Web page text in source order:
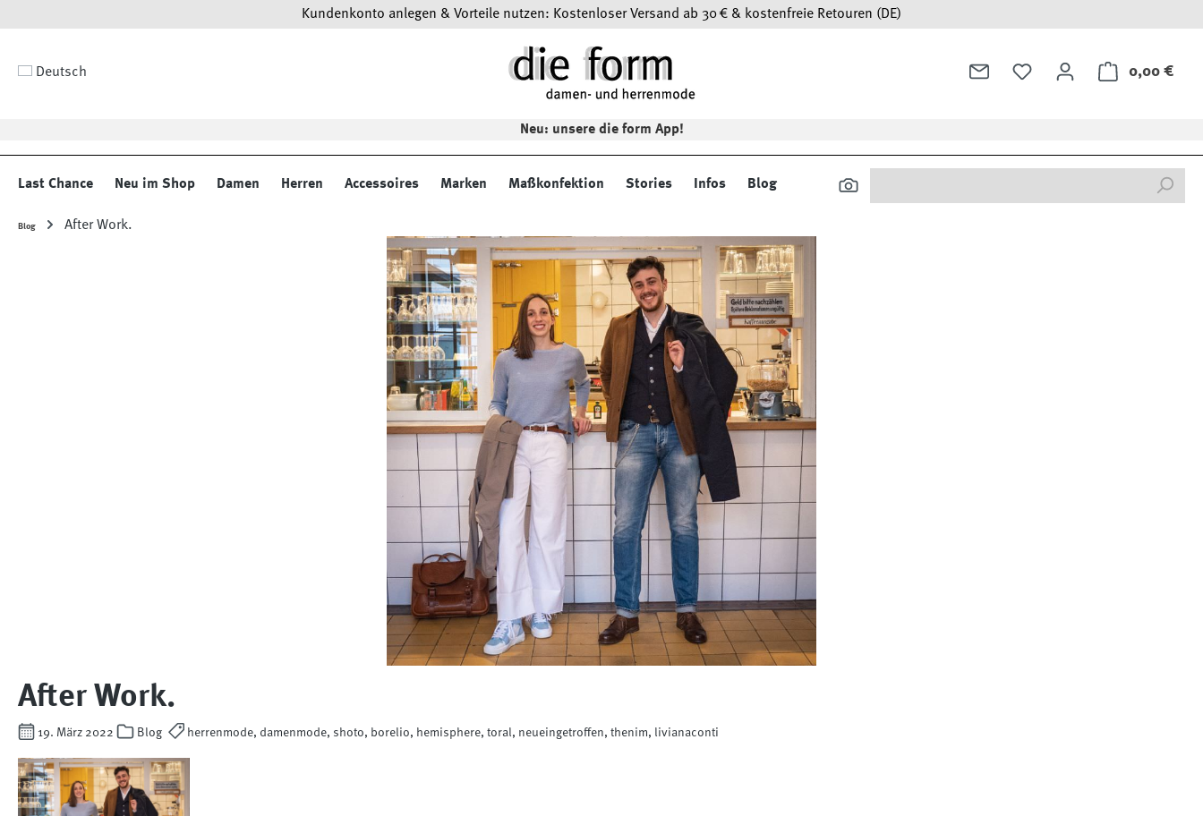
Kundenkonto anlegen & Vorteile nutzen: Kostenloser Versand ab 30 € & kostenfreie Retouren (DE)
Deutsch 0,00 €
Neu: unsere die form App!
Last Chance Neu im Shop Damen Herren Accessoires Marken Maßkonfektion Stories Infos Blog
Blog After Work.
After Work.
19. März 2022 Blog herrenmode, damenmode, shoto, borelio, hemisphere, toral, neueingetroffen, thenim, livianaconti